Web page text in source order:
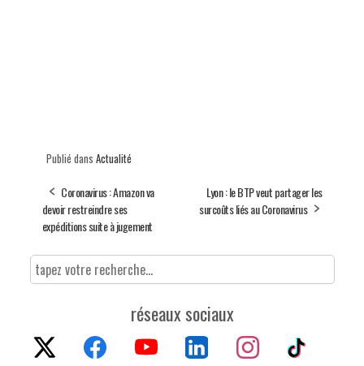
Publié dans Actualité
Coronavirus : Amazon va
devoir restreindre ses
expéditions suite à jugement
Lyon : le BTP veut partager les
surcoûts liés au Coronavirus
réseaux sociaux